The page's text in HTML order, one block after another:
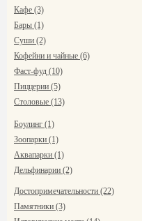
Кафе (3)
Бары (1)
Суши (2)
Кофейни и чайные (6)
Фаст-фуд (10)
Пиццерии (5)
Столовые (13)
Боулинг (1)
Зоопарки (1)
Аквапарки (1)
Дельфинарии (2)
Достопримечательности (22)
Памятники (3)